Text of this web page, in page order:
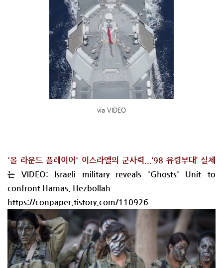
via VIDEO
'올 라운드 플레이어' 이스라엘의 군사력...‘98 유령부대’ 실체
는 VIDEO: Israeli military reveals 'Ghosts' Unit to
confront Hamas, Hezbollah
https://conpaper.tistory.com/110926